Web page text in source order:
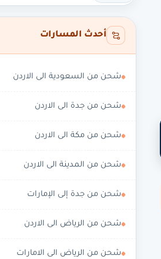
أحدث المسارات
شحن من السعودية الى الاردن
شحن من جدة الى الاردن
شحن من مكة الى الاردن
شحن من المدينة الى الاردن
شحن من جدة إلى الإمارات
شحن من الرياض الى الاردن
شحن من الرياض الى الامارات